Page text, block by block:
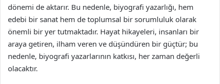
dönemi de aktarır. Bu nedenle, biyografi yazarlığı, hem
edebi bir sanat hem de toplumsal bir sorumluluk olarak
önemli bir yer tutmaktadır. Hayat hikayeleri, insanları bir
araya getiren, ilham veren ve düşündüren bir güçtür; bu
nedenle, biyografi yazarlarının katkısı, her zaman değerli
olacaktır.